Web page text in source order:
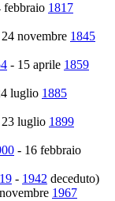
febbraio 1817
novembre 1845
- 15 aprile 1859
luglio 1885
luglio 1899
- 16 febbraio
- 1942 deceduto)
1967